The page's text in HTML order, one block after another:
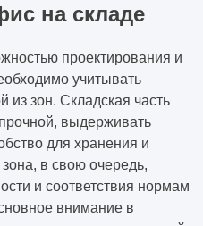
на складе
проектирования и
учитывать
из зон. Складская часть
выдерживать
для хранения и
в свою очередь,
и соответствия нормам
внимание в